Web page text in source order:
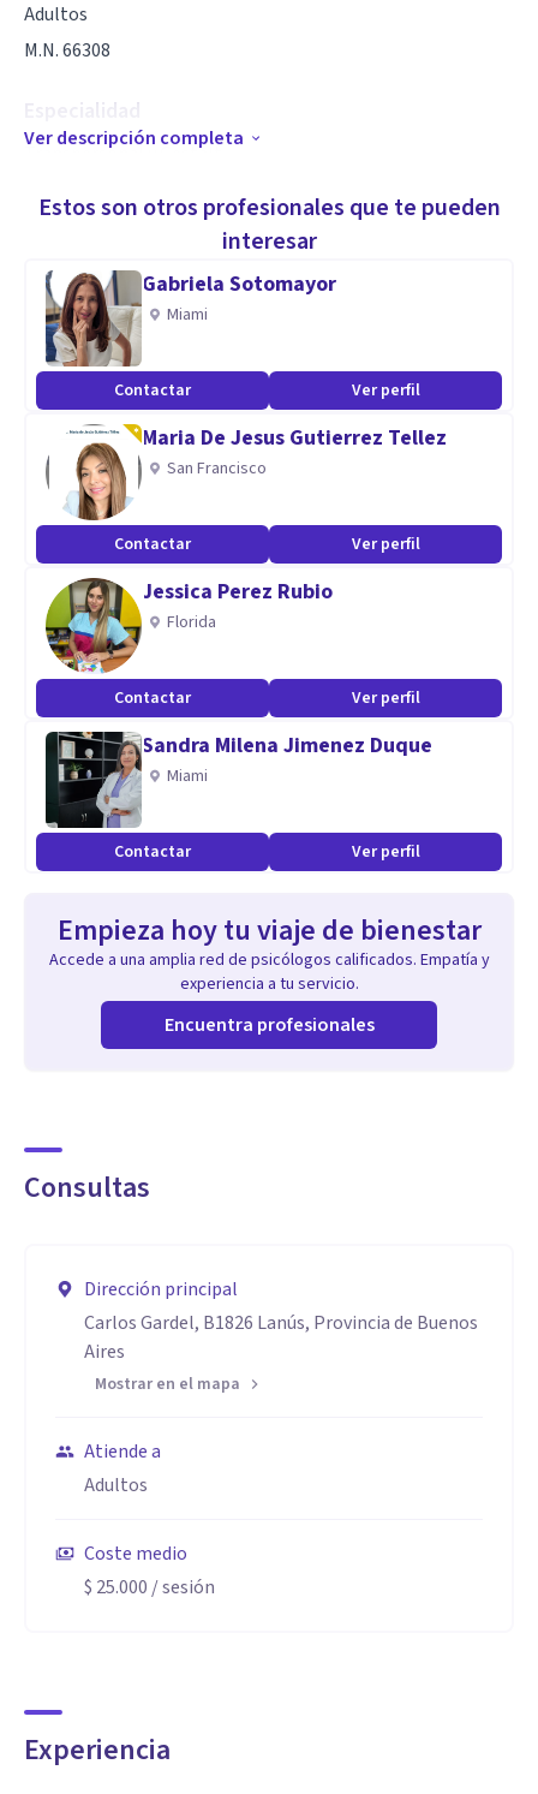
Adultos
M.N. 66308
Especialidad
Transpersonal y Gestalt
Ver descripción completa
Estos son otros profesionales que te pueden
interesar
Gabriela Sotomayor
Miami
Contactar Ver perfil
Maria De Jesus Gutierrez Tellez
San Francisco
Contactar Ver perfil
Jessica Perez Rubio
Florida
Contactar Ver perfil
Sandra Milena Jimenez Duque
Miami
Contactar Ver perfil
Empieza hoy tu viaje de bienestar
Accede a una amplia red de psicólogos calificados. Empatía y
experiencia a tu servicio.
Encuentra profesionales
Consultas
Dirección principal
Carlos Gardel, B1826 Lanús, Provincia de Buenos
Aires
Mostrar en el mapa
Atiende a
Adultos
Coste medio
$ 25.000 / sesión
Experiencia